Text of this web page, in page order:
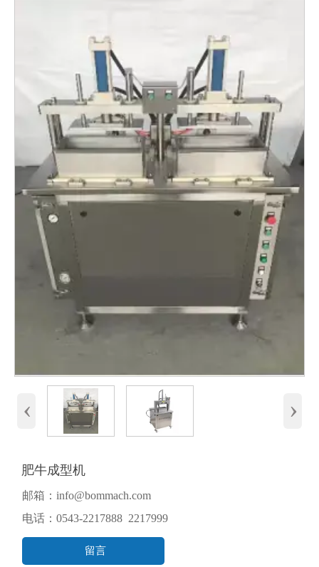
‹ ›
肥牛成型机
邮箱：info@bommach.com
电话：0543-2217888 2217999
留言